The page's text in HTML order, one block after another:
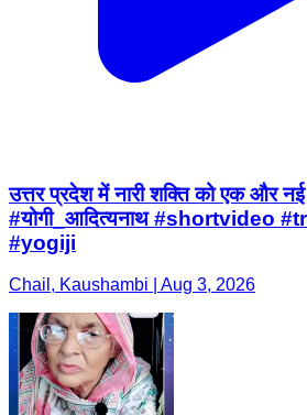
उत्तर प्रदेश में नारी शक्ति को एक और नई
#योगी_आदित्यनाथ #shortvideo
#yogiji
Chail, Kaushambi | Aug 3, 2026